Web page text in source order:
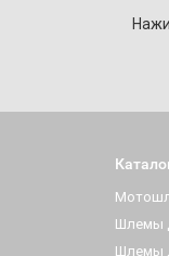
Шлемы
Шлемы